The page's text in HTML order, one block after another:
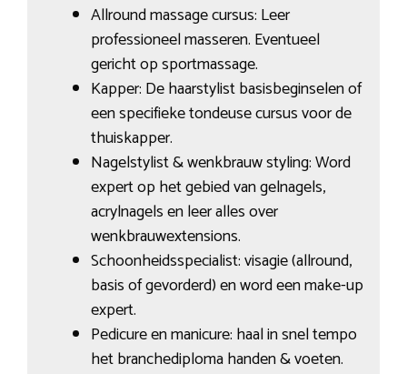
Allround massage cursus: Leer
professioneel masseren. Eventueel
gericht op sportmassage.
Kapper: De haarstylist basisbeginselen of
een specifieke tondeuse cursus voor de
thuiskapper.
Nagelstylist & wenkbrauw styling: Word
expert op het gebied van gelnagels,
acrylnagels en leer alles over
wenkbrauwextensions.
Schoonheidsspecialist: visagie (allround,
basis of gevorderd) en word een make-up
expert.
Pedicure en manicure: haal in snel tempo
het branchediploma handen & voeten.